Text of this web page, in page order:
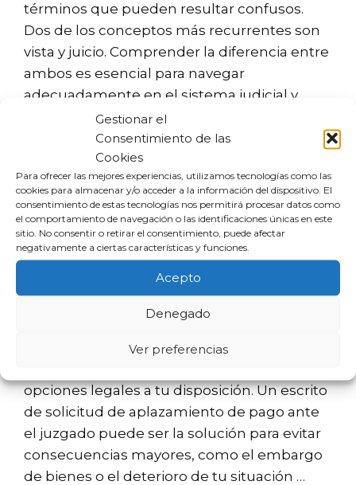
Gestionar el
Consentimiento de las
Cookies
Para ofrecer las mejores experiencias, utilizamos tecnologías como las
cookies para almacenar y/o acceder a la información del dispositivo. El
consentimiento de estas tecnologías nos permitirá procesar datos como
el comportamiento de navegación o las identificaciones únicas en este
sitio. No consentir o retirar el consentimiento, puede afectar
negativamente a ciertas características y funciones.
Acepto
Denegado
Ver preferencias
términos que pueden resultar confusos.
Dos de los conceptos más recurrentes son
vista y juicio. Comprender la diferencia entre
ambos es esencial para navegar
adecuadamente en el sistema judicial y
conocer qué esperar en cada situación. A
continuación, desglosaremos estos
términos, …Leer más
Modelo de solicitud para
aplazamiento de pago en
no puedes cumplir con tus obligaciones de
opciones legales a tu disposición. Un escrito
de solicitud de aplazamiento de pago ante
el juzgado puede ser la solución para evitar
consecuencias mayores, como el embargo
de bienes o el deterioro de tu situación …